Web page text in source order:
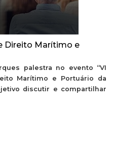
Direito Marítimo e
palestra no evento “VI
Marítimo e Portuário da
discutir e compartilhar